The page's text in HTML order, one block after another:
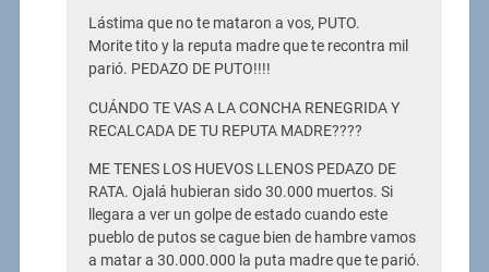
Lástima que no te mataron a vos, PUTO.
Morite tito y la reputa madre que te recontra mil
parió. PEDAZO DE PUTO!!!!
CUÁNDO TE VAS A LA CONCHA RENEGRIDA Y
RECALCADA DE TU REPUTA MADRE????
ME TENES LOS HUEVOS LLENOS PEDAZO DE
RATA. Ojalá hubieran sido 30.000 muertos. Si
llegara a ver un golpe de estado cuando este
pueblo de putos se cague bien de hambre vamos
a matar a 30.000.000 la puta madre que te parió.